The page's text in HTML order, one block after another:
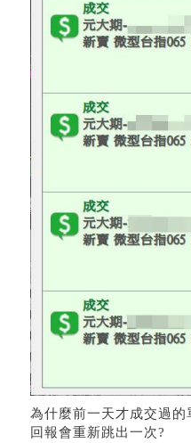
為什麼前一天才成交過
回報會重新跳出一次?